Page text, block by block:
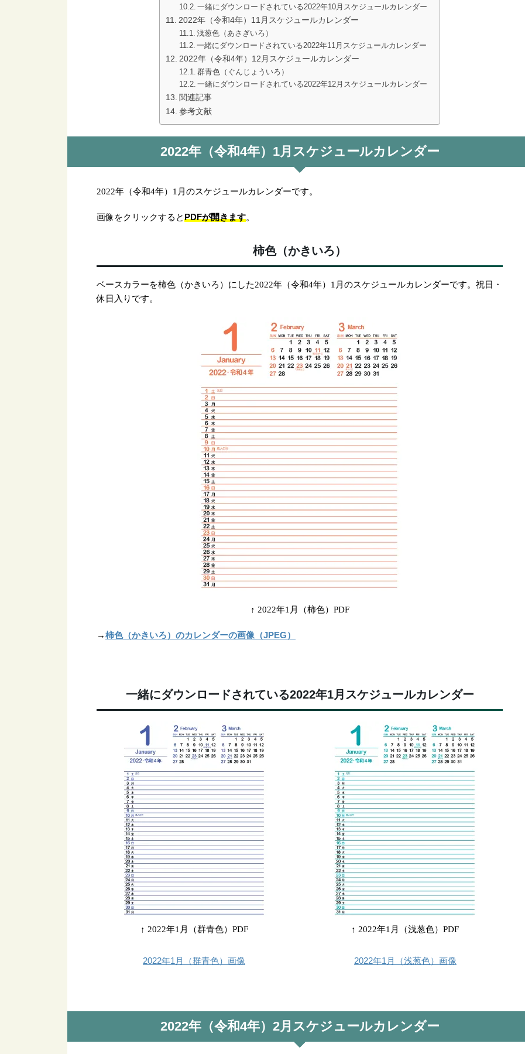
一緒にダウンロードされている2022年10月スケジュールカレンダー
2022年（令和4年）11月スケジュールカレンダー
浅葱色（あさぎいろ）
一緒にダウンロードされている2022年11月スケジュールカレンダー
2022年（令和4年）12月スケジュールカレンダー
群青色（ぐんじょういろ）
一緒にダウンロードされている2022年12月スケジュールカレンダー
関連記事
参考文献
2022年（令和4年）1月スケジュールカレンダー
2022年（令和4年）1月のスケジュールカレンダーです。
画像をクリックするとPDFが開きます。
柿色（かきいろ）
ベースカラーを柿色（かきいろ）にした2022年（令和4年）1月のスケジュールカレンダーです。祝日・
休日入りです。
↑ 2022年1月（柿色）PDF
→柿色（かきいろ）のカレンダーの画像（JPEG）
一緒にダウンロードされている2022年1月スケジュールカレンダー
↑ 2022年1月（群青色）PDF ↑ 2022年1月（浅葱色）PDF
2022年1月（群青色）画像 2022年1月（浅葱色）画像
2022年（令和4年）2月スケジュールカレンダー